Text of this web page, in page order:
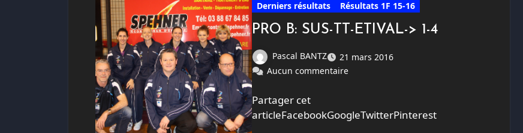
Derniers résultats Résultats 1F 15-16
PRO B: SUS-TT-ETIVAL-> 1-4
Pascal BANTZ
21 mars 2016
Aucun commentaire
Partager cet
articleFacebookGoogleTwitterPinterest